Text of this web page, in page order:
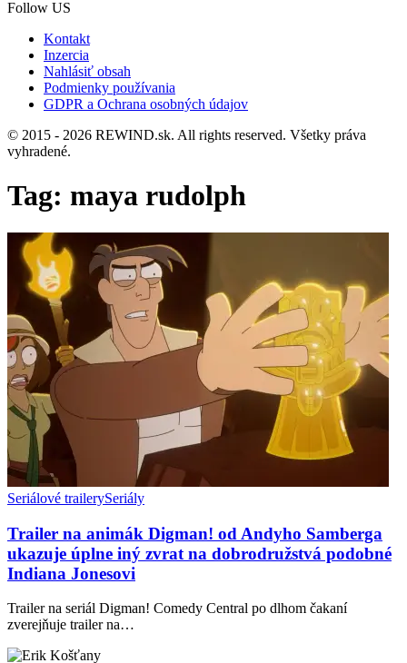
Follow US
Kontakt
Inzercia
Nahlásiť obsah
Podmienky používania
GDPR a Ochrana osobných údajov
© 2015 - 2026 REWIND.sk. All rights reserved. Všetky práva
vyhradené.
Tag: maya rudolph
Seriálové trailerySeriály
Trailer na animák Digman! od Andyho Samberga
ukazuje úplne iný zvrat na dobrodružstvá podobné
Indiana Jonesovi
Trailer na seriál Digman! Comedy Central po dlhom čakaní
zverejňuje trailer na…